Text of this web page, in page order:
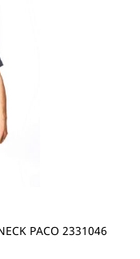
PACO 2331046